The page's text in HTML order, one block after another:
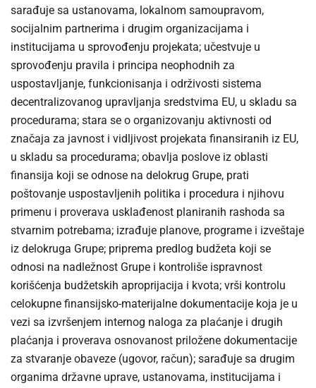
sarađuje sa ustanovama, lokalnom samoupravom,
socijalnim partnerima i drugim organizacijama i
institucijama u sprovođenju projekata; učestvuje u
sprovođenju pravila i principa neophodnih za
uspostavljanje, funkcionisanja i održivosti sistema
decentralizovanog upravljanja sredstvima EU, u skladu sa
procedurama; stara se o organizovanju aktivnosti od
značaja za javnost i vidljivost projekata finansiranih iz EU,
u skladu sa procedurama; obavlja poslove iz oblasti
finansija koji se odnose na delokrug Grupe, prati
poštovanje uspostavljenih politika i procedura i njihovu
primenu i proverava usklađenost planiranih rashoda sa
stvarnim potrebama; izrađuje planove, programe i izveštaje
iz delokruga Grupe; priprema predlog budžeta koji se
odnosi na nadležnost Grupe i kontroliše ispravnost
korišćenja budžetskih aproprijacija i kvota; vrši kontrolu
celokupne finansijsko-materijalne dokumentacije koja je u
vezi sa izvršenjem internog naloga za plaćanje i drugih
plaćanja i proverava osnovanost priložene dokumentacije
za stvaranje obaveze (ugovor, račun); sarađuje sa drugim
organima državne uprave, ustanovama, institucijama i